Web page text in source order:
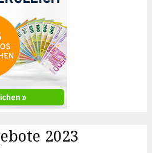
2023